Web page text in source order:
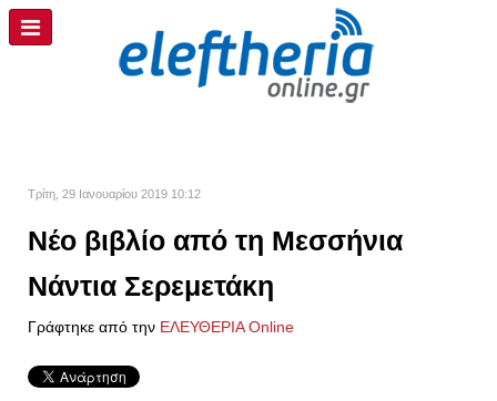
Τρίτη, 29 Ιανουαρίου 2019 10:12
Νέο βιβλίο από τη Μεσσήνια
Νάντια Σερεμετάκη
Γράφτηκε από την ΕΛΕΥΘΕΡΙΑ Online